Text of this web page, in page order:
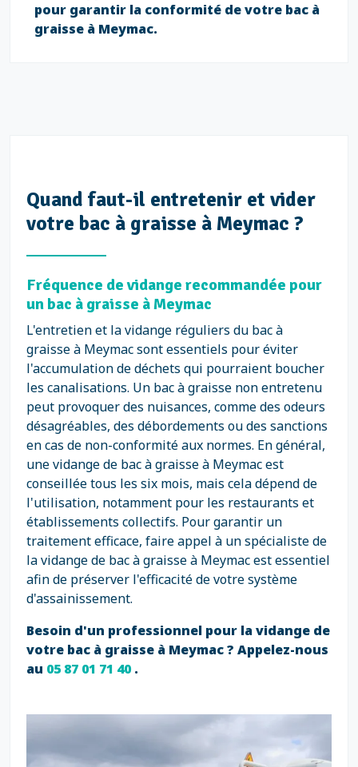
pour garantir la conformité de votre bac à
graisse à Meymac.
Quand faut-il entretenir et vider
votre bac à graisse à Meymac ?
Fréquence de vidange recommandée pour
un bac à graisse à Meymac
L'entretien et la vidange réguliers du bac à
graisse à Meymac sont essentiels pour éviter
l'accumulation de déchets qui pourraient boucher
les canalisations. Un bac à graisse non entretenu
peut provoquer des nuisances, comme des odeurs
désagréables, des débordements ou des sanctions
en cas de non-conformité aux normes. En général,
une vidange de bac à graisse à Meymac est
conseillée tous les six mois, mais cela dépend de
l'utilisation, notamment pour les restaurants et
établissements collectifs. Pour garantir un
traitement efficace, faire appel à un spécialiste de
la vidange de bac à graisse à Meymac est essentiel
afin de préserver l'efficacité de votre système
d'assainissement.
Besoin d'un professionnel pour la vidange de
votre bac à graisse à Meymac ? Appelez-nous
au 05 87 01 71 40.